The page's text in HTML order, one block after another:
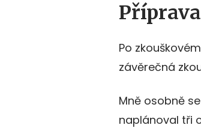
Po
závěrečná
Mně osobně
naplánoval tři